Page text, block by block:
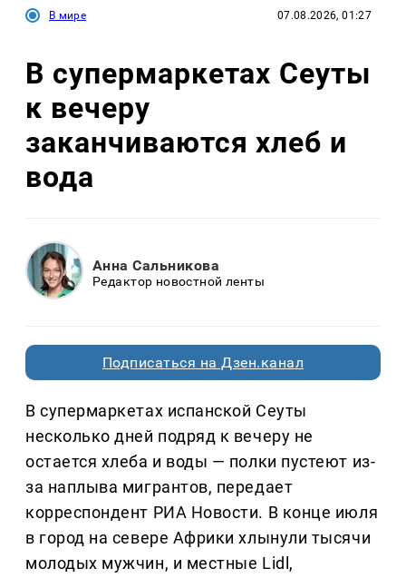
В мире 07.08.2026, 01:27
В супермаркетах Сеуты
к вечеру
заканчиваются хлеб и
вода
Анна Сальникова
Редактор новостной ленты
Подписаться на Дзен.канал
В супермаркетах испанской Сеуты
несколько дней подряд к вечеру не
остается хлеба и воды — полки пустеют из-
за наплыва мигрантов, передает
корреспондент РИА Новости. В конце июля
в город на севере Африки хлынули тысячи
молодых мужчин, и местные Lidl,